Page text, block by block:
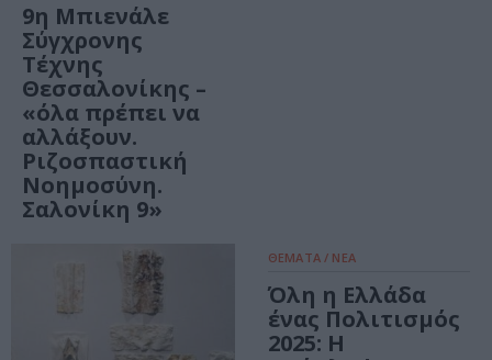
9η Μπιενάλε
Σύγχρονης
Τέχνης
Θεσσαλονίκης –
«όλα πρέπει να
αλλάξουν.
Ριζοσπαστική
Νοημοσύνη.
Σαλονίκη 9»
ΘΕΜΑΤΑ / ΝΕΑ
Όλη η Ελλάδα
ένας Πολιτισμός
2025: Η